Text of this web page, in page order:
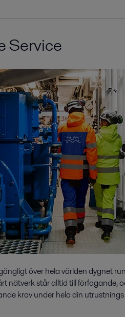
Service
över hela världen dygnet
nätverk står alltid till förfogande,
krav under hela din